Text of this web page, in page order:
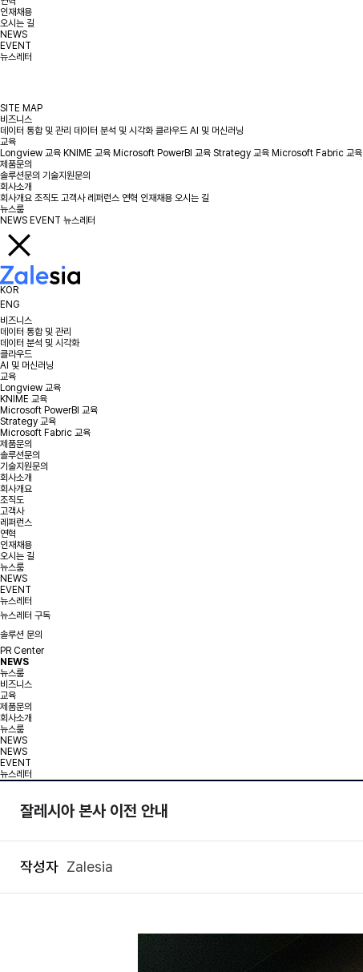
인재채용
오시는 길
NEWS
EVENT
뉴스레터
SITE MAP
비즈니스
데이터 통합 및 관리 데이터 분석 및 시각화 클라우드 AI 및 머신러닝
교육
Longview 교육 KNIME 교육 Microsoft PowerBI 교육 Strategy 교육 Microsoft Fabric 교육
제품문의
솔루션문의 기술지원문의
회사소개
회사개요 조직도 고객사 레퍼런스 연혁 인재채용 오시는 길
뉴스룸
NEWS EVENT 뉴스레터
KOR
ENG
비즈니스
데이터 통합 및 관리
데이터 분석 및 시각화
클라우드
AI 및 머신러닝
교육
Longview 교육
KNIME 교육
Microsoft PowerBI 교육
Strategy 교육
Microsoft Fabric 교육
제품문의
솔루션문의
기술지원문의
회사소개
회사개요
조직도
고객사
레퍼런스
연혁
인재채용
오시는 길
뉴스룸
NEWS
EVENT
뉴스레터
뉴스레터 구독
솔루션 문의
PR Center
NEWS
뉴스룸
비즈니스
교육
제품문의
회사소개
뉴스룸
NEWS
NEWS
EVENT
뉴스레터
잘레시아 본사 이전 안내
작성자 Zalesia